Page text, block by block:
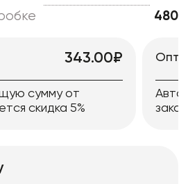
480
343.00₽
сумму от
скидка 5%